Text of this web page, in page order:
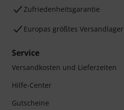
Zufriedenheitsgarantie
Europas größtes Versandlager
Service
Versandkosten und Lieferzeiten
Hilfe-Center
Gutscheine